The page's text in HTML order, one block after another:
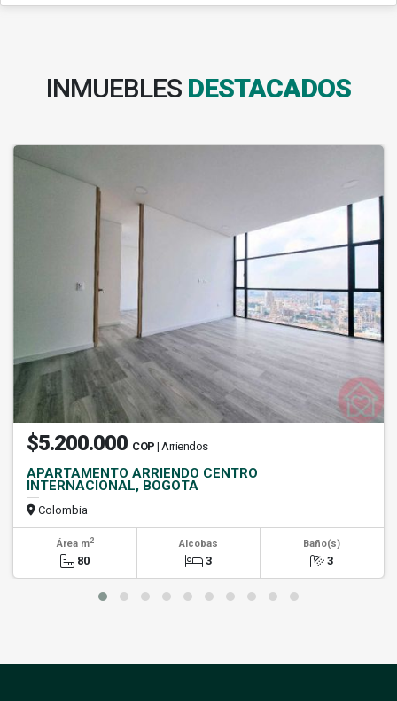
INMUEBLES DESTACADOS
$5.200.000 COP | Arriendos
APARTAMENTO ARRIENDO CENTRO
INTERNACIONAL, BOGOTA
Colombia
Área m2
80
Alcobas
3
Baño(s)
3